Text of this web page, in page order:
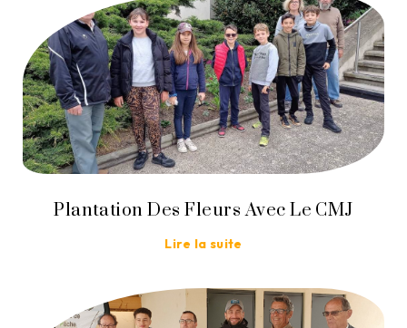
Plantation Des Fleurs Avec Le CMJ
Lire la suite